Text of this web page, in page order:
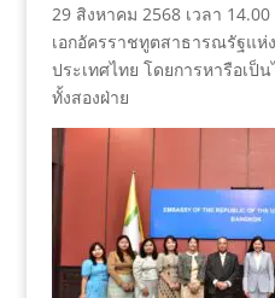
29 สิงหาคม 2568 เวลา
เอกอัครราชทูตสาธารณรัฐแห่
ประเทศไทย โดยการหารือเป็
ทั้งสองฝ่าย